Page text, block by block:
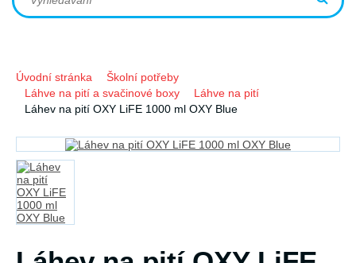
Úvodní stránka
Školní potřeby
Láhve na pití a svačinové boxy
Láhve na pití
Láhev na pití OXY LiFE 1000 ml OXY Blue